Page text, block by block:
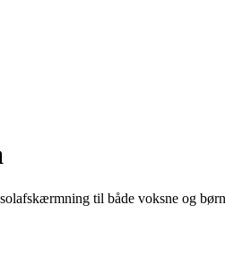
til både voksne og